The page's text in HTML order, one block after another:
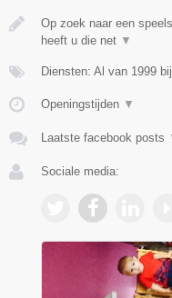
Op zoek naar een
heeft u die net ▼
Diensten: Al van 1999
Openingstijden ▼
Laatste facebook posts
Sociale media: